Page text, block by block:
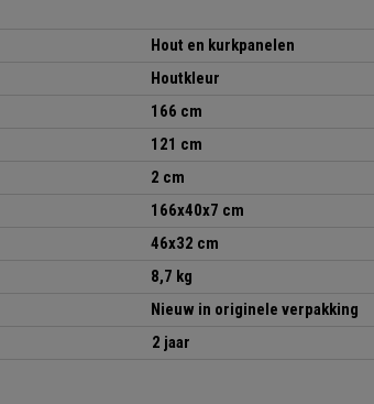
Hout en kurkpanelen
Houtkleur
166 cm
121 cm
2 cm
166x40x7 cm
46x32 cm
8,7 kg
Nieuw in originele verpakking
2 jaar